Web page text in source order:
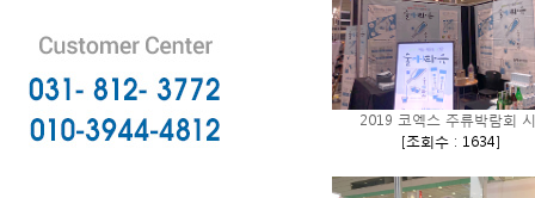
2019 코엑스 주류박람회
[조회수 : 1634]